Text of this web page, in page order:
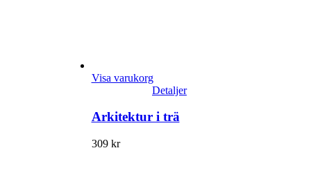
Visa varukorg
Detaljer
Arkitektur i trä
309 kr